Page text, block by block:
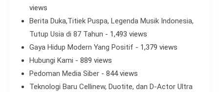
views
Berita Duka,Titiek Puspa, Legenda Musik Indonesia,
Tutup Usia di 87 Tahun - 1,493 views
Gaya Hidup Modern Yang Positif - 1,379 views
Hubungi Kami - 889 views
Pedoman Media Siber - 844 views
Teknologi Baru Cellinew, Duotite, dan D-Actor Ultra